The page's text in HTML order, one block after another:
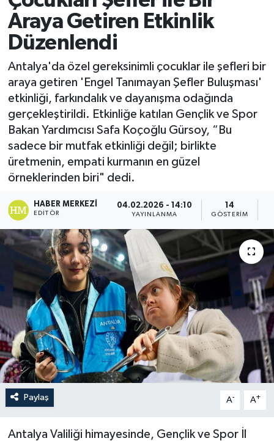
Araya Getiren Etkinlik
Düzenlendi
Antalya'da özel gereksinimli çocuklar ile şefleri bir
araya getiren 'Engel Tanımayan Şefler Buluşması'
etkinliği, farkındalık ve dayanışma odağında
gerçekleştirildi. Etkinliğe katılan Gençlik ve Spor
Bakan Yardımcısı Safa Koçoğlu Gürsoy, “Bu
sadece bir mutfak etkinliği değil; birlikte
üretmenin, empati kurmanın en güzel
örneklerinden biri" dedi.
HABER MERKEZI
EDITÖR
04.02.2026 - 14:10
YAYINLANMA
14
GÖSTERIM
Paylaş A- A+
Antalya Valiliği himayesinde, Gençlik ve Spor İl